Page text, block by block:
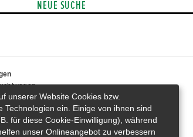
NEUE SUCHE
unserer Website Cookies bzw.
Technologien ein. Einige von ihnen sind
für diese Cookie-Einwilligung), während
unser Onlineangebot zu verbessern